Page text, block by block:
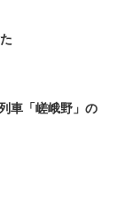
車「嵯峨野」の